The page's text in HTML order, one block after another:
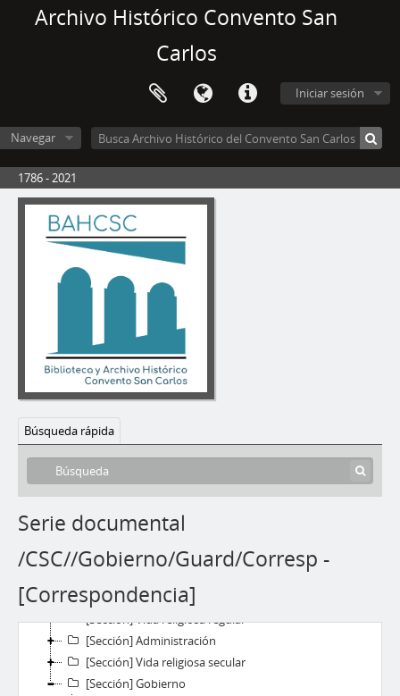
Archivo Histórico Convento San
Carlos
Iniciar sesión
Navegar
1786 - 2021
Búsqueda rápida
Serie documental
/CSC//Gobierno/Guard/Corresp -
[Correspondencia]
[Fondo] “Convento San Carlos”
[Sección] Educación
[Sección] Vida religiosa regular
[Sección] Administración
[Sección] Vida religiosa secular
[Sección] Gobierno